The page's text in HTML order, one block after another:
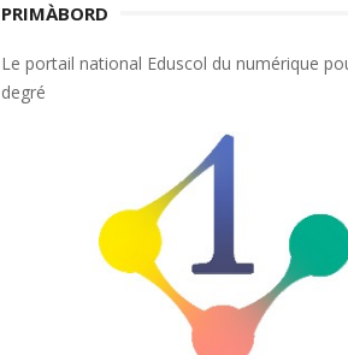
PRIMÀBORD
Le portail national Eduscol du numérique
degré